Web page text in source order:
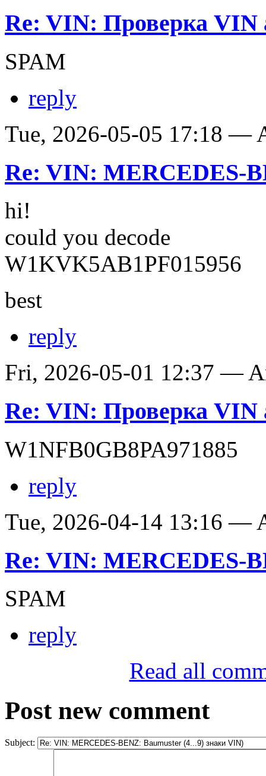
Re: VIN: Проверка VIN
SPAM
reply
Tue, 2026-05-05 17:18 —
Re: VIN: MERCEDES-
hi!
could you decode
W1KVK5AB1PF015956
best
reply
Fri, 2026-05-01 12:37 —
Re: VIN: Проверка VIN
W1NFB0GB8PA971885
reply
Tue, 2026-04-14 13:16 —
Re: VIN: MERCEDES-
SPAM
reply
Read all
Post new comment
Subject: